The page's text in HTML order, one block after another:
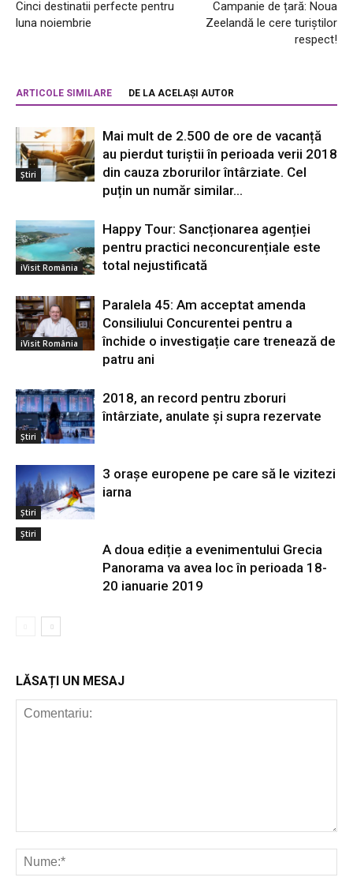
Cinci destinatii perfecte pentru
luna noiembrie
Campanie de țară: Noua
Zeelandă le cere turiștilor
respect!
ARTICOLE SIMILARE DE LA ACELAȘI AUTOR
Știri
Mai mult de 2.500 de ore de vacanță
au pierdut turiștii în perioada verii 2018
din cauza zborurilor întârziate. Cel
puțin un număr similar...
iVisit România
Happy Tour: Sancționarea agenției
pentru practici neconcurențiale este
total nejustificată
iVisit România
Paralela 45: Am acceptat amenda
Consiliului Concurentei pentru a
închide o investigație care trenează de
patru ani
Știri
2018, an record pentru zboruri
întârziate, anulate și supra rezervate
Știri
3 orașe europene pe care să le vizitezi
iarna
Știri
A doua ediție a evenimentului Grecia
Panorama va avea loc în perioada 18-
20 ianuarie 2019
LĂSAȚI UN MESAJ